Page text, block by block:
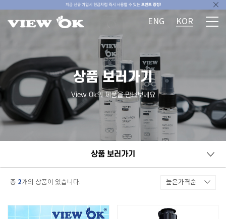
ENG KOR
상품 보러가기
View Ok의 제품을 만나보세요
상품 보러가기
총 2개의 상품이 있습니다. 높은가격순